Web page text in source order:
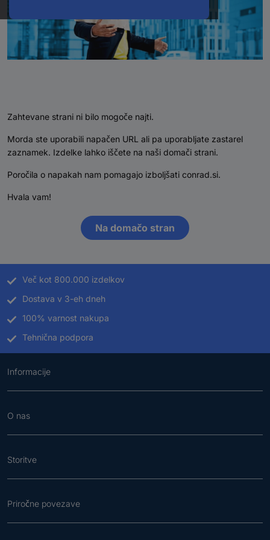
Zahtevane strani ni bilo mogoče najti.
Morda ste uporabili napačen URL ali pa uporabljate zastarel
zaznamek. Izdelke lahko iščete na naši domači strani.
Poročila o napakah nam pomagajo izboljšati conrad.si.
Hvala vam!
Na domačo stran
Več kot 800.000 izdelkov
Dostava v 3-eh dneh
100% varnost nakupa
Tehnična podpora
Informacije
O nas
Storitve
Priročne povezave